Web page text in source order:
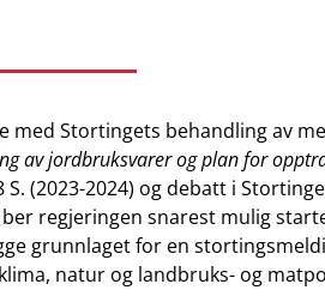
med Stortingets behandling av
av jordbruksvarer og plan for
S. (2023-2024) og debatt i
regjeringen snarest mulig
grunnlaget for en
natur og landbruks- og